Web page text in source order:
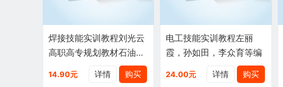
焊接技能实训教程刘光云
高职高专规划教材石油工
业出版社现货978750217
14.90元 购买
详情
电工技能实训教程左丽
霞，孙如田，李众育等编
24.00元 购买
详情